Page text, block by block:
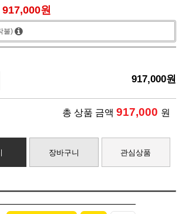
917,000원
불)
917,000원
총 상품 금액 917,000 원
장바구니 관심상품